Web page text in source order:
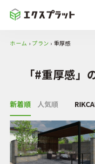
ホーム › プラン › 重厚感
「#重厚感
新着順 人気順